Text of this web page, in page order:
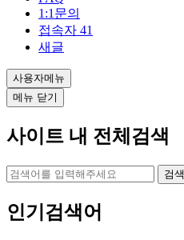
1:1문의
접속자 41
새글
사용자메뉴
메뉴 닫기
사이트 내 전체검색
검색
인기검색어